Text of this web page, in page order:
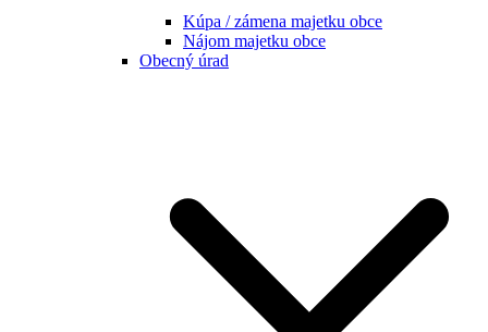
Kúpa / zámena majetku obce
Nájom majetku obce
Obecný úrad